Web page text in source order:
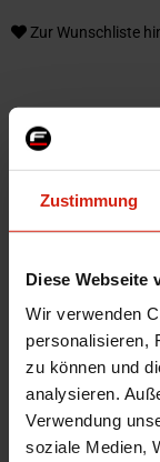
Zustimmung
Diese Webseite
Wir verwenden
personalisieren,
zu können und
analysieren.
Verwendung
soziale Medien,
Zur Wunschliste
Weitere
SKU
Marke
Product Line
Version
Universal
Automarkenname
Automodell Name
Zertifikat